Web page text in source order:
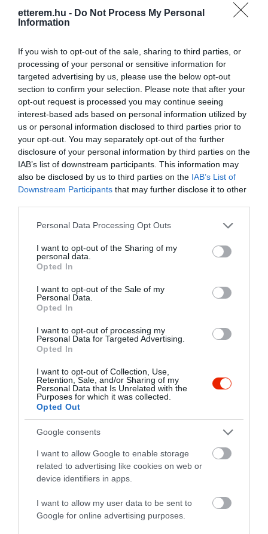
etterem.hu - Do Not Process My Personal
Information
If you wish to opt-out of the sale, sharing to third parties, or
processing of your personal or sensitive information for
targeted advertising by us, please use the below opt-out
section to confirm your selection. Please note that after your
opt-out request is processed you may continue seeing
interest-based ads based on personal information utilized by
us or personal information disclosed to third parties prior to
your opt-out. You may separately opt-out of the further
disclosure of your personal information by third parties on the
IAB’s list of downstream participants. This information may
also be disclosed by us to third parties on the IAB’s List of
Downstream Participants that may further disclose it to other
Please note that this website/app uses one or more Google
not limited to your visit or usage behaviour. You may click to
grant or deny consent to Google and its third-party tags to
use your data for below specified purposes in below Google
consent section.
Personal Data Processing Opt Outs
I want to opt-out of the Sharing of my
personal data.
Opted In
I want to opt-out of the Sale of my
Personal Data.
Opted In
I want to opt-out of processing my
Personal Data for Targeted Advertising.
Opted In
I want to opt-out of Collection, Use,
Retention, Sale, and/or Sharing of my
Personal Data that Is Unrelated with the
Purposes for which it was collected.
Opted Out
Google consents
I want to allow Google to enable storage
related to advertising like cookies on web or
device identifiers in apps.
I want to allow my user data to be sent to
Google for online advertising purposes.
különleges zenék által életre keltett tér,
illatára ébredsz egy szendergő álomból,
pálinkába temeted a szomorúságot, és
táncra perdítenek az élet pezsgő
buborékai. Ahol a szívedet megpendíti
vagy épp új ritmusra dobbantja egy
dallam. Ahol a barátság, szerelem
lángot gyújt, vagy épp elfújja
születésének megünneplésekor. Itt a
változások vízesésében is önmagad
maradhatsz, és érezheted, ahogy
megáll a tovaröppenő idő. Itt kezdődik a
Bisztró Bár története. A jelenből jött, és
a része vagy.
4025 Debrecen, Simonffy utca 1/C.
+36 52 747 604
bisztrobar@gmail.com
www.fb.com/bisztrobar
Probléma jelentése Te vagy a tulajdonos?
Értékelések